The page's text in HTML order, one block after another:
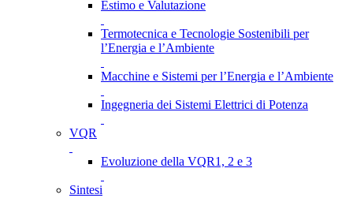
Estimo e Valutazione
Termotecnica e Tecnologie Sostenibili per
l’Energia e l’Ambiente
Macchine e Sistemi per l’Energia e l’Ambiente
Ingegneria dei Sistemi Elettrici di Potenza
VQR
Evoluzione della VQR1, 2 e 3
Sintesi